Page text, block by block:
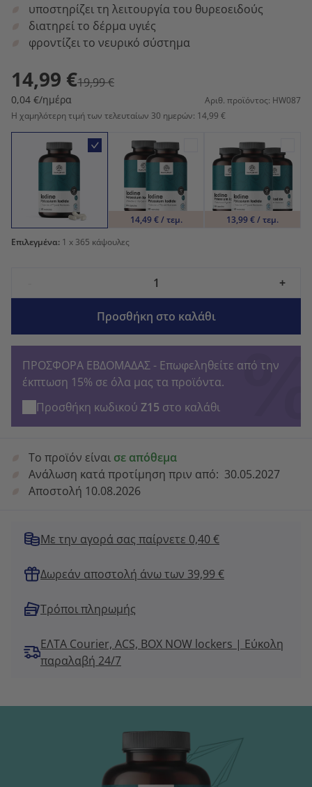
υποστηρίζει τη λειτουργία του θυρεοειδούς
διατηρεί το δέρμα υγιές
φροντίζει το νευρικό σύστημα
14,99 €19,99 €
0,04 €/ημέρα
Αριθ. προϊόντος: HW087
Η χαμηλότερη τιμή των τελευταίων 30 ημερών: 14,99 €
14,49 € / τεμ.
13,99 € / τεμ.
Επιλεγμένα: 1 x 365 κάψουλες
+
Προσθήκη στο καλάθι
ΠΡΟΣΦΟΡΑ ΕΒΔΟΜΑΔΑΣ - Επωφεληθείτε από την
έκπτωση 15% σε όλα μας τα προϊόντα.
Προσθήκη κωδικού Z15 στο καλάθι
Το προϊόν είναι σε απόθεμα
Ανάλωση κατά προτίμηση πριν από: 30.05.2027
Αποστολή 10.08.2026
Με την αγορά σας παίρνετε 0,40 €
Δωρεάν αποστολή άνω των 39,99 €
Τρόποι πληρωμής
ΕΛΤΑ Courier, ACS, BOX NOW lockers | Εύκολη
παραλαβή 24/7